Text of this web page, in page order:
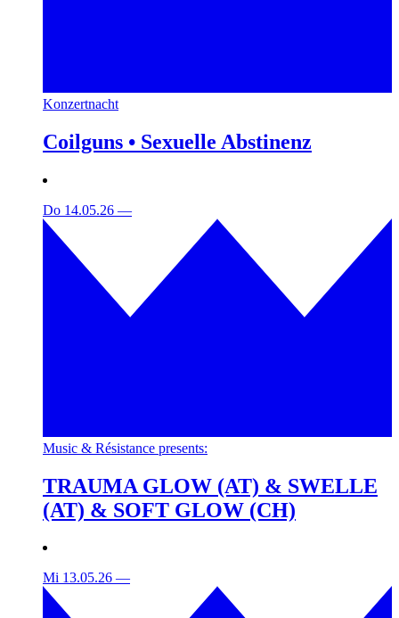
Konzertnacht
Coilguns • Sexuelle Abstinenz
Do 14.05.26 —
Music & Résistance presents:
TRAUMA GLOW (AT) & SWELLE
(AT) & SOFT GLOW (CH)
Mi 13.05.26 —